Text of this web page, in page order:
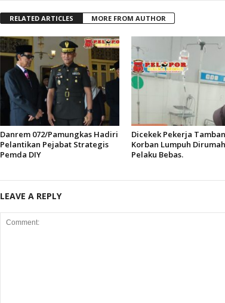
RELATED ARTICLES MORE FROM AUTHOR
Danrem 072/Pamungkas Hadiri
Pelantikan Pejabat Strategis
Pemda DIY
Dicekek Pekerja
Korban Lumpuh
Pelaku Bebas.
LEAVE A REPLY